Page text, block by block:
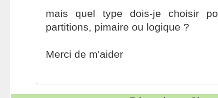
mais quel type dois-je choisir
partitions, pimaire ou logique ?
Merci de m'aider